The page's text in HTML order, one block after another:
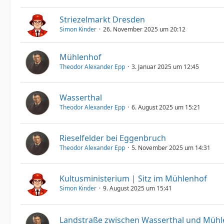
Striezelmarkt Dresden
Simon Kinder 26. November 2025 um 20:12
Mühlenhof
Theodor Alexander Epp 3. Januar 2025 um 12:45
Wasserthal
Theodor Alexander Epp 6. August 2025 um 15:21
Rieselfelder bei Eggenbruch
Theodor Alexander Epp 5. November 2025 um 14:31
Kultusministerium | Sitz im Mühlenhof
Simon Kinder 9. August 2025 um 15:41
Landstraße zwischen Wasserthal und